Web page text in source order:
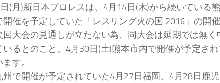
(月)新日本プロレスは、4月14日(木)から続いている
開催を予定していた「レスリング火の国 2016」の開
回大会の見通しが立たない為、同大会は延期では無
いるとのこと。4月30日(土)熊本市内で開催が予定さ
す。
州で開催が予定されていた4月27日福岡、4月28日鹿